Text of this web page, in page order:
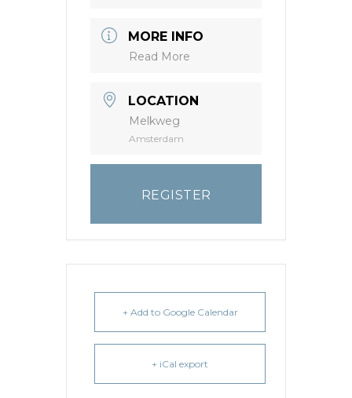
MORE INFO
Read More
LOCATION
Melkweg
Amsterdam
REGISTER
+ Add to Google Calendar
+ iCal export